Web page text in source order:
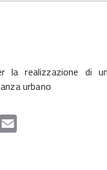
la realizzazione di
urbano